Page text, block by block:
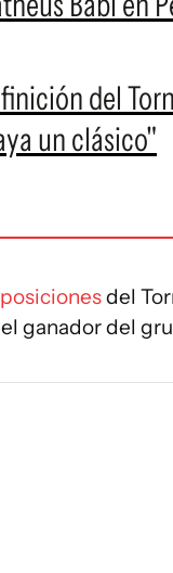
del
un clásico"
del
ganador del